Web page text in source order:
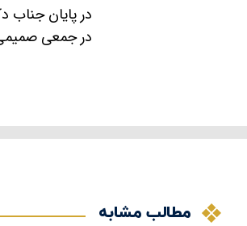
در پایان جناب
در جمعی
مطالب مشابه